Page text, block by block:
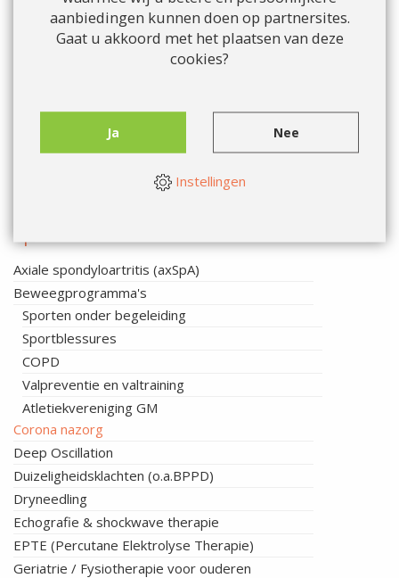
aanbiedingen kunnen doen op partnersites.
Gaat u akkoord met het plaatsen van deze
cookies?
Ja Nee
Instellingen
Axiale spondyloartritis (axSpA)
Beweegprogramma's
Sporten onder begeleiding
Sportblessures
COPD
Valpreventie en valtraining
Atletiekvereniging GM
Corona nazorg
Deep Oscillation
Duizeligheidsklachten (o.a.BPPD)
Dryneedling
Echografie & shockwave therapie
EPTE (Percutane Elektrolyse Therapie)
Geriatrie / Fysiotherapie voor ouderen